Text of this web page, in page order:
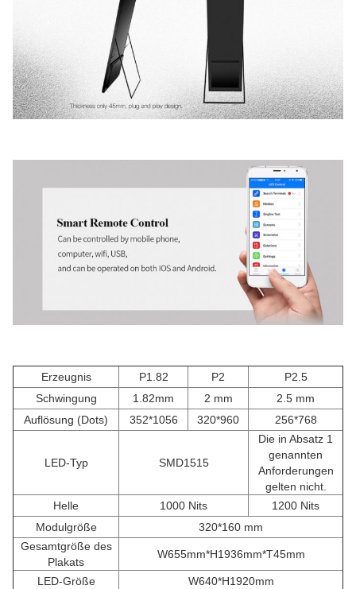
Erzeugnis P1.82 P2
P2.5
Schwingung
1.82mm 2 mm
2.5 mm
Auflösung (Dots)
352*1056 320*960 256*768
LED-Typ SMD1515
Die in Absatz 1
genannten
Anforderungen
gelten nicht.
Helle
1000 Nits
1200 Nits
Modulgröße
320*160 mm
Gesamtgröße des
Plakats
W655mm*H1936mm*T45mm
LED-Größe
W640*H1920mm